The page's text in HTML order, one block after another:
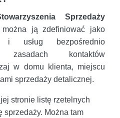
Sprzedaży
można ją zdefiniować jako
i usług bezpośrednio
zasadach kontaktów
w domu klienta, miejscu
sprzedaży detalicznej.
stronie listę rzetelnych
sprzedaży. Można tam